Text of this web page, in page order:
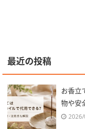
最近の投稿
お香立
物や安